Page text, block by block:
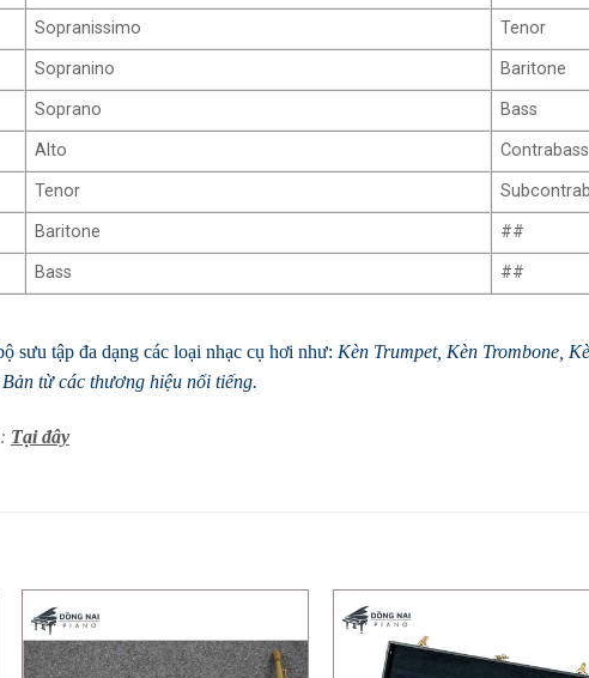
Sopranissimo
Tenor
Sopranino
Baritone
Soprano
Bass
Alto
Contrabass
Tenor
Baritone
##
Bass ##
sưu tập đa dạng các loại nhạc cụ hơi như: Kèn Trumpet, Kèn Trombone ,
từ các thương hiệu nổi tiếng.
Tại đây